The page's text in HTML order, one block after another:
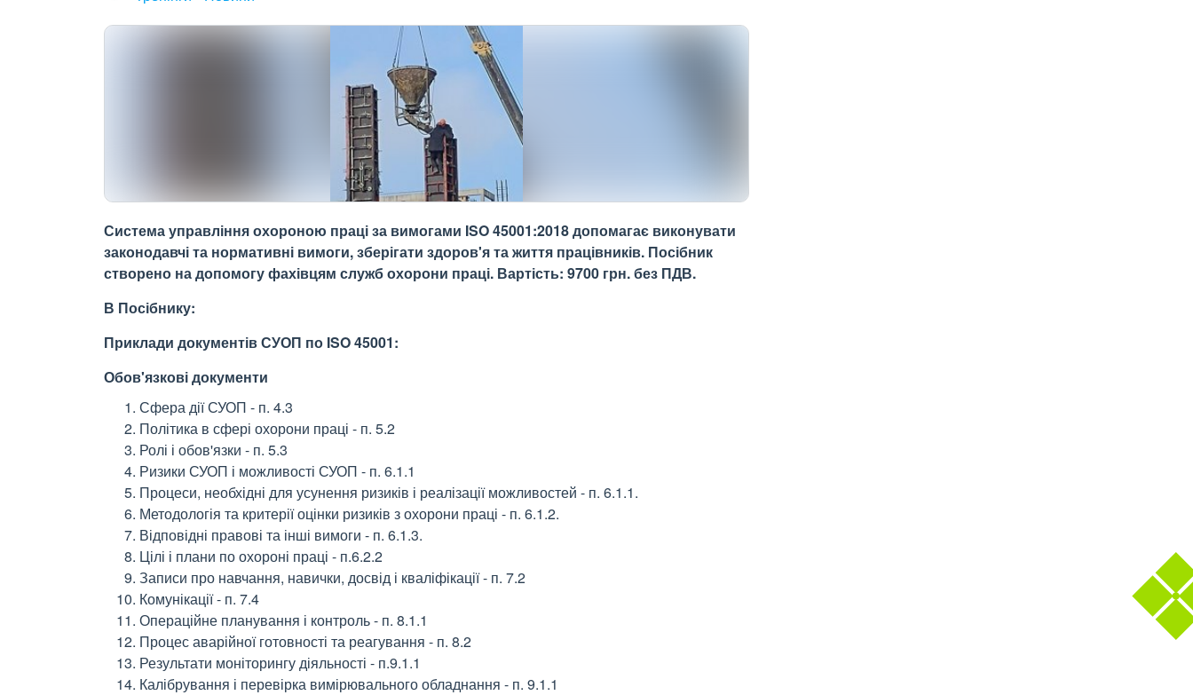
Система управління охороною праці за вимогами ISO 45001:2018 допомагає виконувати
законодавчі та нормативні вимоги, зберігати здоров'я та життя працівників. Посібник
створено на допомогу фахівцям служб охорони праці. Вартість: 9700 грн. без ПДВ.
В Посібнику:
Приклади документів СУОП по ISO 45001:
Обов'язкові документи
Сфера дії СУОП - п. 4.3
Політика в сфері охорони праці - п. 5.2
Ролі і обов'язки - п. 5.3
Ризики СУОП і можливості СУОП - п. 6.1.1
Процеси, необхідні для усунення ризиків і реалізації можливостей - п. 6.1.1.
Методологія та критерії оцінки ризиків з охорони праці - п. 6.1.2.
Відповідні правові та інші вимоги - п. 6.1.3.
Цілі і плани по охороні праці - п.6.2.2
Записи про навчання, навички, досвід і кваліфікації - п. 7.2
Комунікації - п. 7.4
Операційне планування і контроль - п. 8.1.1
Процес аварійної готовності та реагування - п. 8.2
Результати моніторингу діяльності - п.9.1.1
Калібрування і перевірка вимірювального обладнання - п. 9.1.1